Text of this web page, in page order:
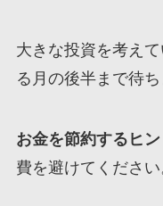
大きな投資を考え
る月の後半まで待ち
お金を節約するヒン
費を避けてください